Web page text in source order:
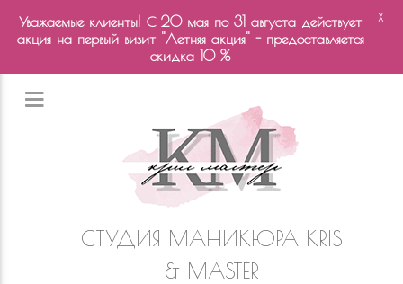
СТУДИЯ МАНИКЮРА KRIS
& MASTER
Уважаемые клиенты! С 20 мая по 31 августа действует
акция на первый визит "Летняя акция" - предоставляется
скидка 10 %
X